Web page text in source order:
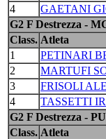
4
GAETANI
G2 F Destrezza -
Class. Atleta
1
PETINARI
2
MARTUFI
3
FRISOLI
4
TASSETTI
G2 F Destrezza - PU
Class. Atleta